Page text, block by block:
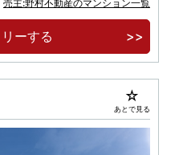
4邸「内廊下」「床快
売主:野村不動産のマンション一覧
ーする
あとで見る